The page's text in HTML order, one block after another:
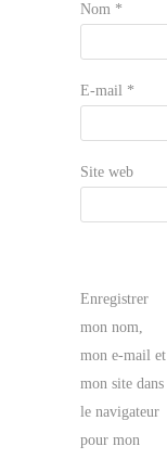
Nom *
E-mail *
Site web
Enregistrer
mon nom,
mon e-mail et
mon site dans
le navigateur
pour mon